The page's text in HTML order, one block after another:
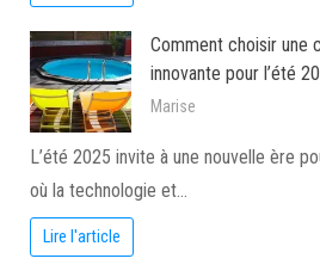
Comment choisir une
innovante pour l’été
Marise
L’été 2025 invite à une nouvelle ère
où la technologie et…
Lire l'article